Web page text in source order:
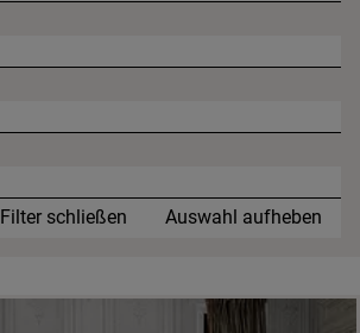
Filter schließen Auswahl aufheben